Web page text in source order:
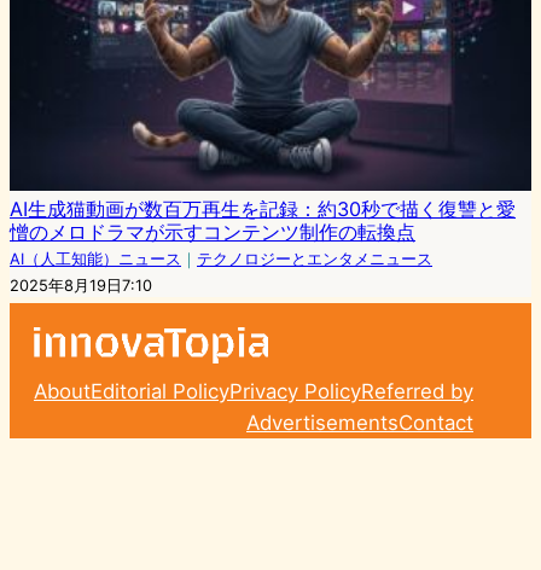
AI生成猫動画が数百万再生を記録：約30秒で描く復讐と愛
憎のメロドラマが示すコンテンツ制作の転換点
AI（人工知能）ニュース ｜ テクノロジーとエンタメニュース
2025年8月19日7:10
AboutEditorial PolicyPrivacy PolicyReferred by
AdvertisementsContact